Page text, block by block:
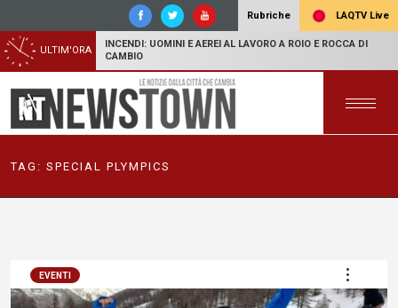
Rubriche LAQTV Live
ULTIM'ORA
INCENDI: UOMINI E AEREI AL LAVORO A ROIO E ROCCA DI
CAMBIO
TAG: SPECIAL PLYMPICS
EVENTI